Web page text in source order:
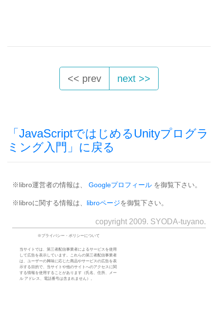
<< prev next >>
「JavaScriptではじめるUnityプログラ
ミング入門」に戻る
※libro運営者の情報は、 Googleプロフィール を御覧下さい。
※libroに関する情報は、 libroページを御覧下さい。
copyright 2009. SYODA-tuyano.
※プライバシー・ポリシーについて
当サイトでは、第三者配信事業者によるサービスを使用
して広告を表示しています。これらの第三者配信事業者
は、ユーザーの興味に応じた商品やサービスの広告を表
示する目的で、当サイトや他のサイトへのアクセスに関
する情報を使用することがあります（氏名、住所、メー
ル アドレス、電話番号は含まれません）。